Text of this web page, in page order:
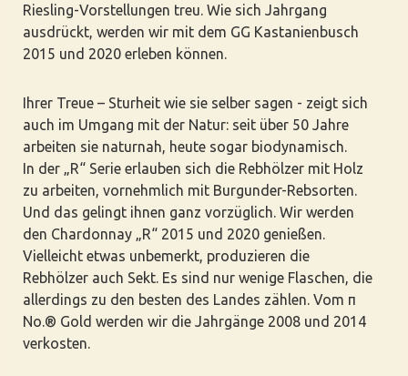
Riesling-Vorstellungen treu. Wie sich Jahrgang
ausdrückt, werden wir mit dem GG Kastanienbusch
2015 und 2020 erleben können.
Ihrer Treue – Sturheit wie sie selber sagen - zeigt sich
auch im Umgang mit der Natur: seit über 50 Jahre
arbeiten sie naturnah, heute sogar biodynamisch.
In der „R“ Serie erlauben sich die Rebhölzer mit Holz
zu arbeiten, vornehmlich mit Burgunder-Rebsorten.
Und das gelingt ihnen ganz vorzüglich. Wir werden
den Chardonnay „R“ 2015 und 2020 genießen.
Vielleicht etwas unbemerkt, produzieren die
Rebhölzer auch Sekt. Es sind nur wenige Flaschen, die
allerdings zu den besten des Landes zählen. Vom π
No.® Gold werden wir die Jahrgänge 2008 und 2014
verkosten.